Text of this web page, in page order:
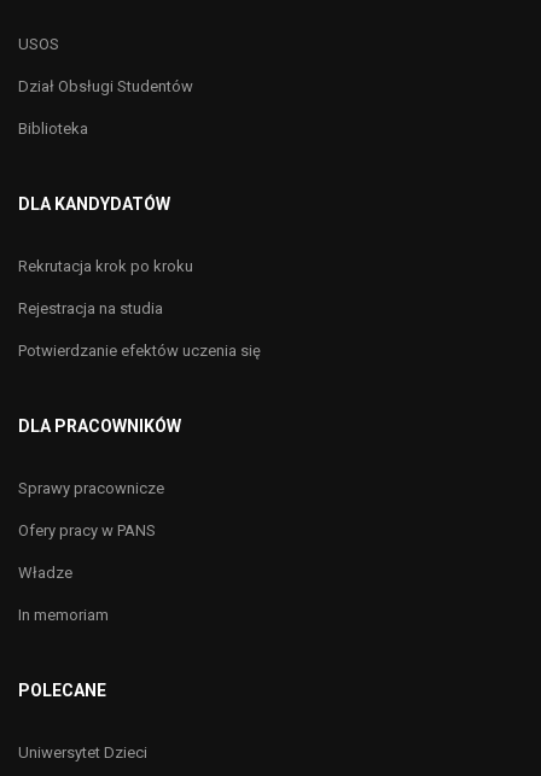
USOS
Dział Obsługi Studentów
Biblioteka
DLA KANDYDATÓW
Rekrutacja krok po kroku
Rejestracja na studia
Potwierdzanie efektów uczenia się
DLA PRACOWNIKÓW
Sprawy pracownicze
Ofery pracy w PANS
Władze
In memoriam
POLECANE
Uniwersytet Dzieci